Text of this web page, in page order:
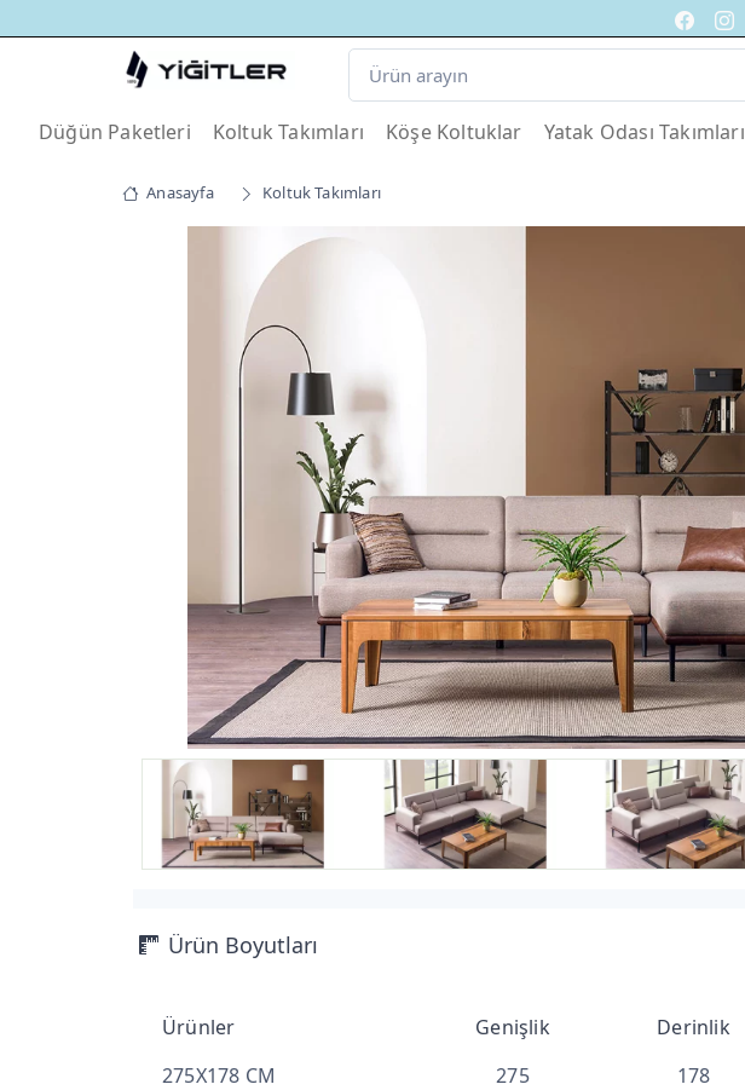
Düğün Paketleri Koltuk Takımları Köşe Koltuklar Yatak Odası Takımları
Anasayfa Koltuk Takımları
Ürün Boyutları
Ürünler Genişlik Derinlik
275X178 CM
275 178